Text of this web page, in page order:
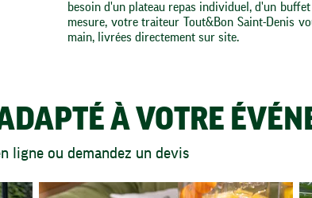
besoin d'un plateau repas individuel, d'un
mesure, votre traiteur Tout&Bon Saint-Denis
main, livrées directement sur site.
À VOTRE
ligne ou demandez un devis